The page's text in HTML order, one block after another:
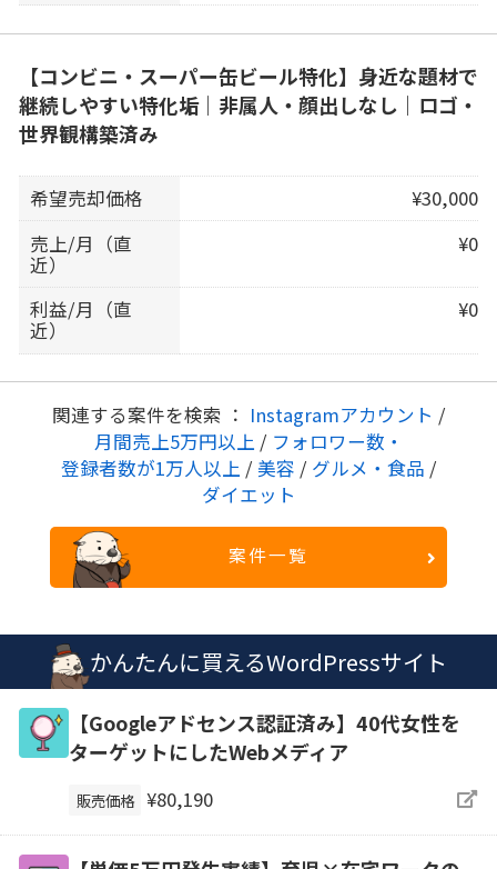
【コンビニ・スーパー缶ビール特化】身近な題材で
継続しやすい特化垢｜非属人・顔出しなし｜ロゴ・
世界観構築済み
希望売却価格
¥30,000
売上/月（直
近）
¥0
利益/月（直
近）
¥0
関連する案件を検索 ： Instagramアカウント /
月間売上5万円以上 / フォロワー数・
登録者数が1万人以上 / 美容 / グルメ・食品 /
ダイエット
案件一覧
かんたんに買えるWordPressサイト
【Googleアドセンス認証済み】40代女性を
ターゲットにしたWebメディア
販売価格 ¥80,190